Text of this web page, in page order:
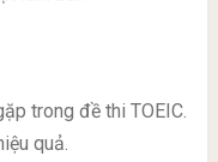
trong đề thi TOEIC.
quả.